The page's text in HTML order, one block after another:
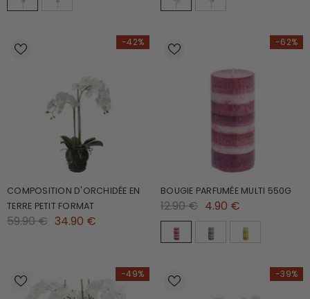
-42%
COMPOSITION D'ORCHIDÉE EN
TERRE PETIT FORMAT
59.90 € 34.90 €
-62%
BOUGIE PARFUMÉE MULTI 550G
12.90 € 4.90 €
-49% -39%